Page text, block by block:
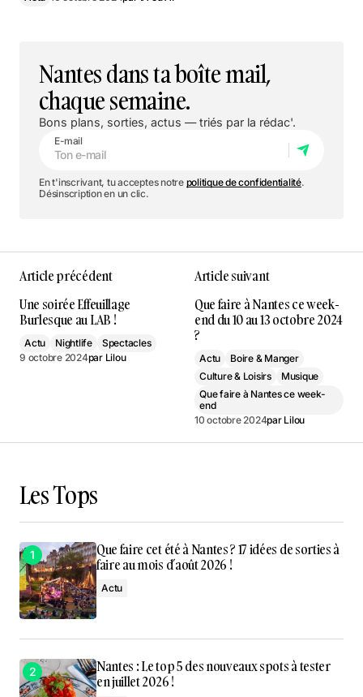
Nantes dans ta boîte mail,
chaque semaine.
Bons plans, sorties, actus — triés par la rédac'.
E-mail
En t'inscrivant, tu acceptes notre politique de confidentialité.
Désinscription en un clic.
Article précédent
Une soirée Effeuillage
Burlesque au LAB !
Actu Nightlife
Spectacles
9 octobre 2024par Lilou
Article suivant
Que faire à Nantes ce week-
end du 10 au 13 octobre 2024
?
Actu
Boire & Manger
Culture & Loisirs
Musique
Que faire à Nantes ce week-
end
10 octobre 2024par Lilou
Les Tops
Que faire cet été à Nantes ? 17 idées de sorties à
faire au mois d’août 2026 !
Actu
Nantes : Le top 5 des nouveaux spots à tester
en juillet 2026 !